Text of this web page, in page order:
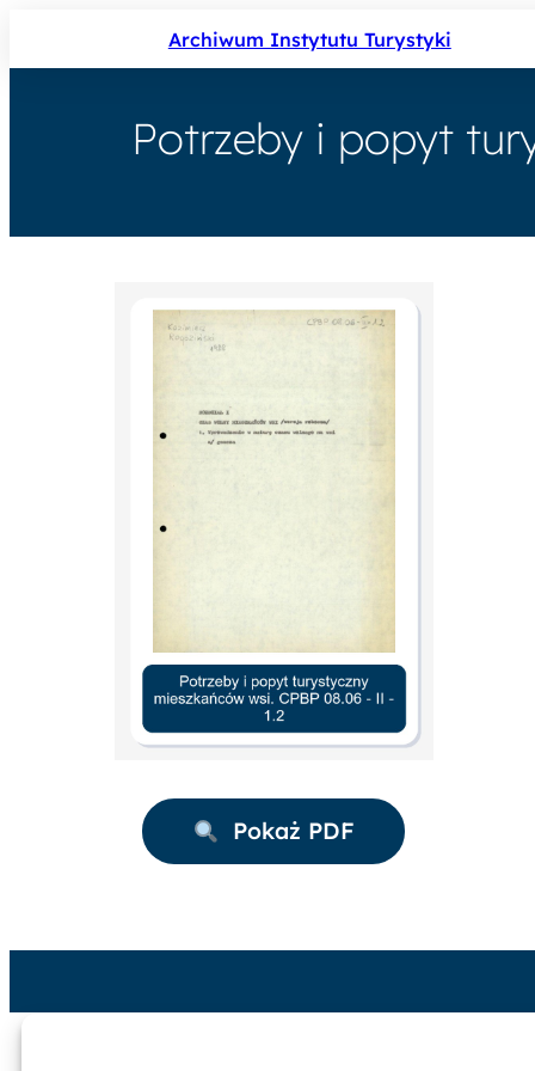
Archiwum Instytutu Turystyki
Potrzeby i popyt
Pokaż PDF